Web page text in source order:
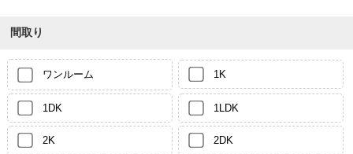
間取り
ワンルーム 1K
1DK 1LDK
2K 2DK